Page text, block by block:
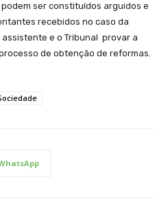
ser constituídos arguidos e
recebidos no caso da
e o Tribunal provar a
de obtenção de reformas.